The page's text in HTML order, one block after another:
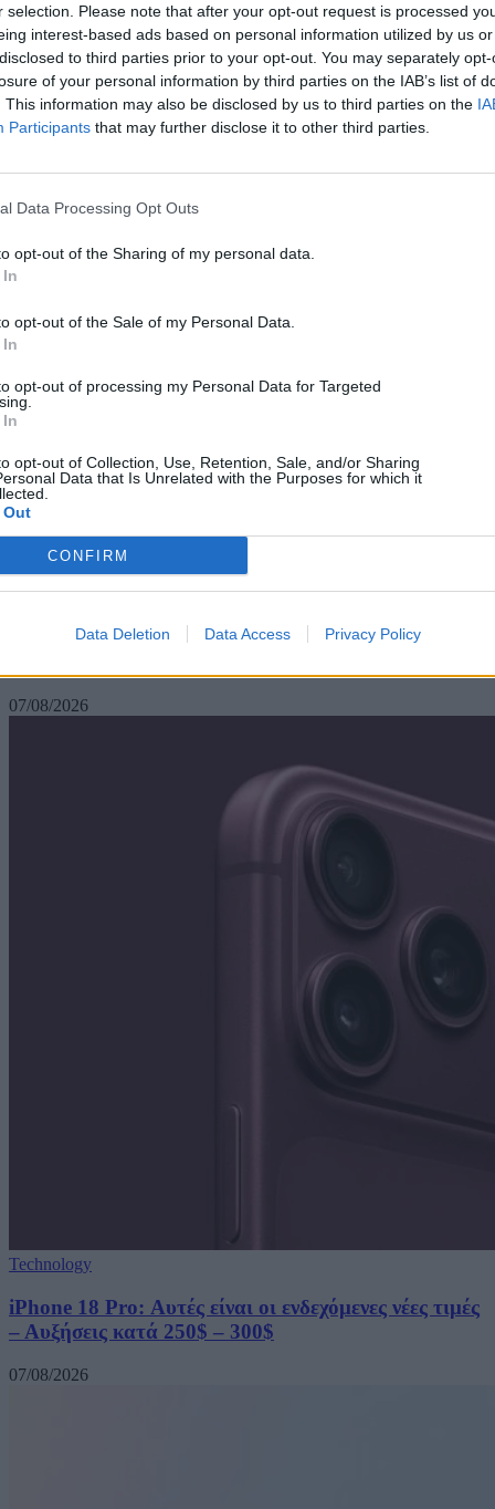
selection. Please note that after your opt-out request is processed
interest-based ads based on personal information utilized by us
to third parties prior to your opt-out. You may separately
of your personal information by third parties on the IAB’s list of
This information may also be disclosed by us to third parties on the
Participants that may further disclose it to other third parties.
Data Processing Opt Outs
opt-out of the Sharing of my personal data.
opt-out of the Sale of my Personal Data.
opt-out of processing my Personal Data for Targeted
opt-out of Collection, Use, Retention, Sale, and/or Sharing
Data that Is Unrelated with the Purposes for which it
CONFIRM
Data Deletion Data Access Privacy Policy
Αυτές είναι όλες οι αυξήσεις του παγίου σε Cosmote,
Vodafone και Nova
07/08/2026
Technology
Το ChatGPT φέρνει απεριόριστες συνομιλίες σε
07/08/2026
Technology
iPhone 18 Pro: Αυτές είναι οι ενδεχόμενες νέες τιμές
– Αυξήσεις κατά 250$ – 300$
07/08/2026